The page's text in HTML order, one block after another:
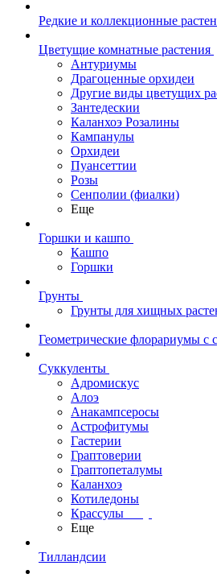
Редкие и коллекционные
Цветущие комнатные растения
Антуриумы
Драгоценные орхидеи
Другие виды цветущих
Зантедескии
Каланхоэ Розалины
Кампанулы
Орхидеи
Пуансеттии
Розы
Сенполии (фиалки)
Еще
Горшки и кашпо
Кашпо
Горшки
Грунты
Грунты для хищных
Геометрические флорариумы с
Суккуленты
Адромискус
Алоэ
Анакампсеросы
Астрофитумы
Гастерии
Граптоверии
Граптопеталумы
Каланхоэ
Котиледоны
Крассулы
Еще
Тилландсии